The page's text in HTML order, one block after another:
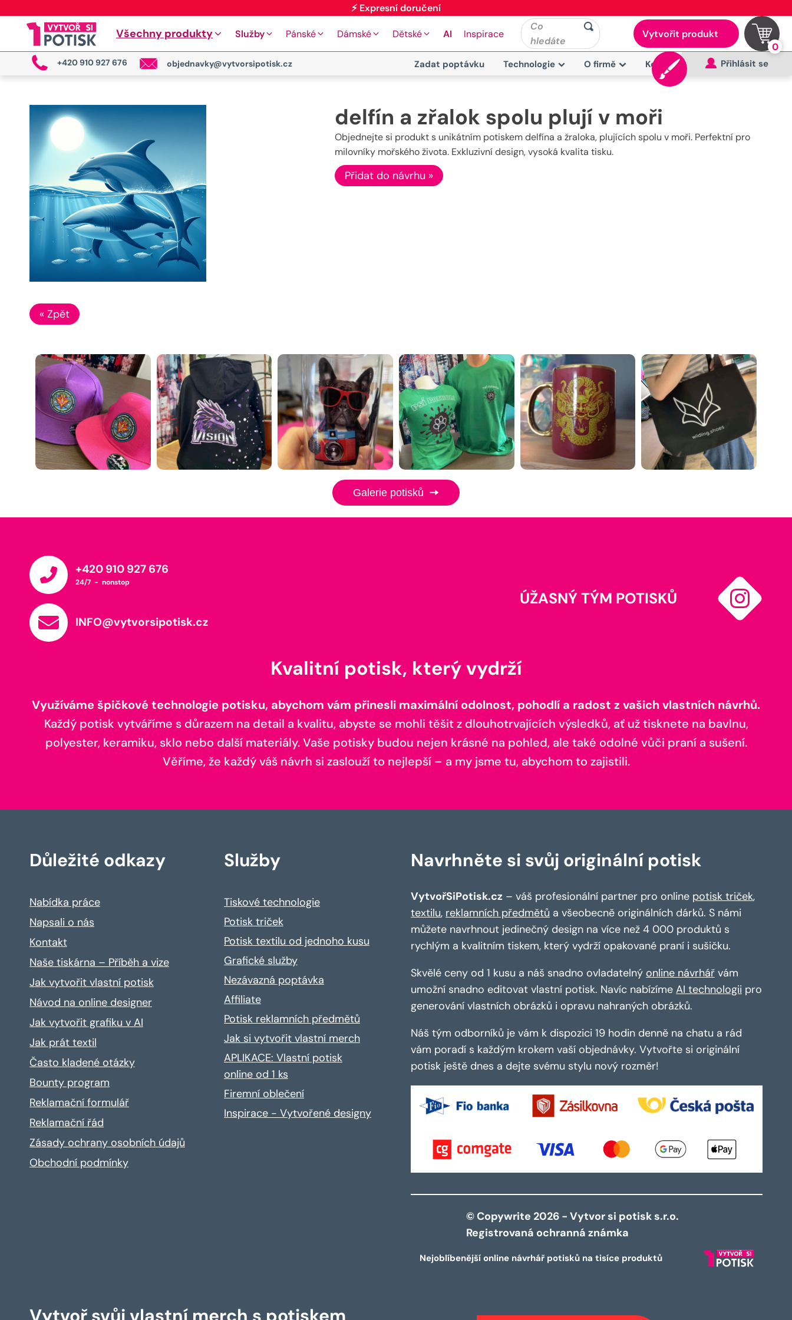
⚡ Expresní doručení
Všechny produkty Služby Pánské Dámské Dětské AI Inspirace
Co
hledáte
Vytvořit produkt
0
+420 910 927 676 objednavky@vytvorsipotisk.cz Zadat poptávku Technologie O firmě Kontakt Přihlásit se
delfín a zřalok spolu plují v moři
Objednejte si produkt s unikátním potiskem delfína a žraloka, plujících spolu v moři. Perfektní pro
milovníky mořského života. Exkluzivní design, vysoká kvalita tisku.
Přidat do návrhu »
« Zpět
Galerie potisků
+420 910 927 676
24/7 - nonstop
INFO@vytvorsipotisk.cz
ÚŽASNÝ TÝM POTISKŮ
Kvalitní potisk, který vydrží
Využíváme špičkové technologie potisku, abychom vám přinesli maximální odolnost, pohodlí a radost z vašich vlastních návrhů.
Každý potisk vytváříme s důrazem na detail a kvalitu, abyste se mohli těšit z dlouhotrvajících výsledků, ať už tisknete na bavlnu,
polyester, keramiku, sklo nebo další materiály. Vaše potisky budou nejen krásné na pohled, ale také odolné vůči praní a sušení.
Věříme, že každý váš návrh si zaslouží to nejlepší – a my jsme tu, abychom to zajistili.
Důležité odkazy
Nabídka práce
Napsali o nás
Kontakt
Naše tiskárna – Příběh a vize
Jak vytvořit vlastní potisk
Návod na online designer
Jak vytvořit grafiku v AI
Jak prát textil
Často kladené otázky
Bounty program
Reklamační formulář
Reklamační řád
Zásady ochrany osobních údajů
Obchodní podmínky
Služby
Tiskové technologie
Potisk triček
Potisk textilu od jednoho kusu
Grafické služby
Nezávazná poptávka
Affiliate
Potisk reklamních předmětů
Jak si vytvořit vlastní merch
APLIKACE: Vlastní potisk
online od 1 ks
Firemní oblečení
Inspirace - Vytvořené designy
Navrhněte si svůj originální potisk
VytvořSiPotisk.cz – váš profesionální partner pro online potisk triček,
textilu, reklamních předmětů a všeobecně originálních dárků. S námi
můžete navrhnout jedinečný design na více než 4 000 produktů s
rychlým a kvalitním tiskem, který vydrží opakované praní i sušičku.
Skvělé ceny od 1 kusu a náš snadno ovladatelný online návrhář vám
umožní snadno editovat vlastní potisk. Navíc nabízíme AI technologii pro
generování vlastních obrázků i opravu nahraných obrázků.
Náš tým odborníků je vám k dispozici 19 hodin denně na chatu a rád
vám poradí s každým krokem vaší objednávky. Vytvořte si originální
potisk ještě dnes a dejte svému stylu nový rozměr!
© Copywrite 2026 - Vytvor si potisk s.r.o.
Registrovaná ochranná známka
Nejoblíbenější online návrhář potisků na tisíce produktů